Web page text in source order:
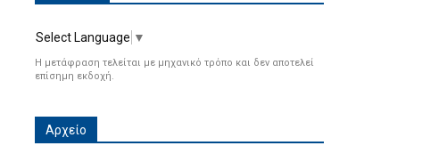
Select Language ▼
Η μετάφραση τελείται με μηχανικό τρόπο και δεν αποτελεί
επίσημη εκδοχή.
Αρχείο